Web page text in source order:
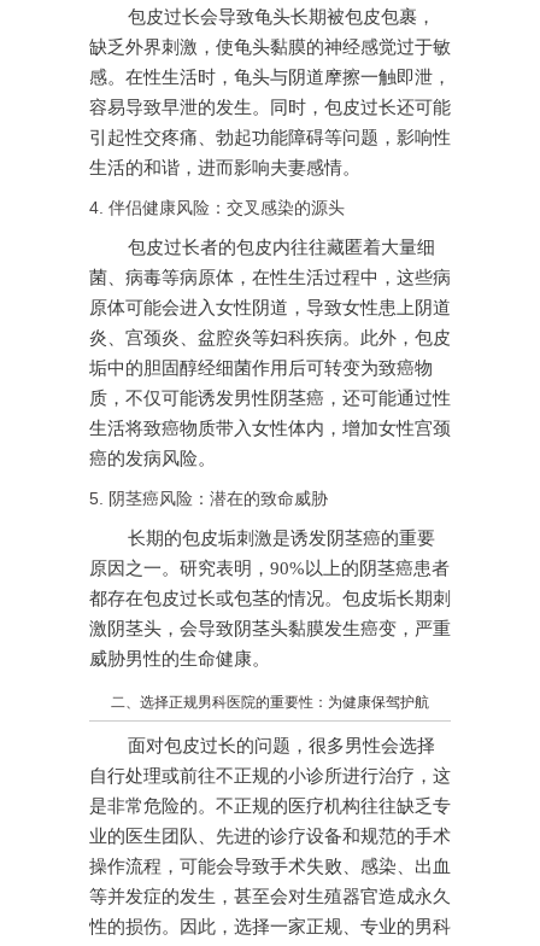
包皮过长会导致龟头长期被包皮包裹，
缺乏外界刺激，使龟头黏膜的神经感觉过于敏
感。在性生活时，龟头与阴道摩擦一触即泄，
容易导致早泄的发生。同时，包皮过长还可能
引起性交疼痛、勃起功能障碍等问题，影响性
生活的和谐，进而影响夫妻感情。
4. 伴侣健康风险：交叉感染的源头
包皮过长者的包皮内往往藏匿着大量细
菌、病毒等病原体，在性生活过程中，这些病
原体可能会进入女性阴道，导致女性患上阴道
炎、宫颈炎、盆腔炎等妇科疾病。此外，包皮
垢中的胆固醇经细菌作用后可转变为致癌物
质，不仅可能诱发男性阴茎癌，还可能通过性
生活将致癌物质带入女性体内，增加女性宫颈
癌的发病风险。
5. 阴茎癌风险：潜在的致命威胁
长期的包皮垢刺激是诱发阴茎癌的重要
原因之一。研究表明，90%以上的阴茎癌患者
都存在包皮过长或包茎的情况。包皮垢长期刺
激阴茎头，会导致阴茎头黏膜发生癌变，严重
威胁男性的生命健康。
二、选择正规男科医院的重要性：为健康保驾护航
面对包皮过长的问题，很多男性会选择
自行处理或前往不正规的小诊所进行治疗，这
是非常危险的。不正规的医疗机构往往缺乏专
业的医生团队、先进的诊疗设备和规范的手术
操作流程，可能会导致手术失败、感染、出血
等并发症的发生，甚至会对生殖器官造成永久
性的损伤。因此，选择一家正规、专业的男科